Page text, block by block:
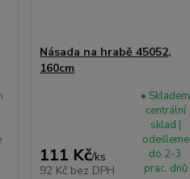
Násada na hrabě 45052,
160cm
111 Kč/ks
92 Kč bez DPH
• Skladem
centrální
sklad |
odešleme
do 2-3
prac. dnů